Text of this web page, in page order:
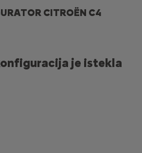
CITROËN C4
je istekla